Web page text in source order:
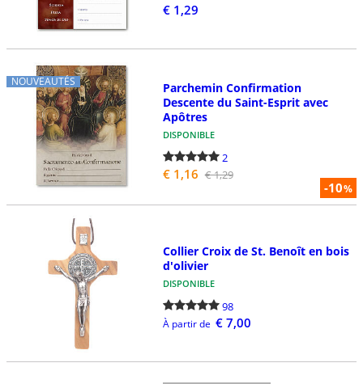
€ 1,29
NOUVEAUTÉS
-10%
Parchemin Confirmation
Descente du Saint-Esprit avec
Apôtres
DISPONIBLE
2
€ 1,16 € 1,29
Collier Croix de St. Benoît en bois
d'olivier
DISPONIBLE
98
À partir de € 7,00